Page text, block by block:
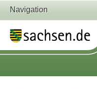
Navigation